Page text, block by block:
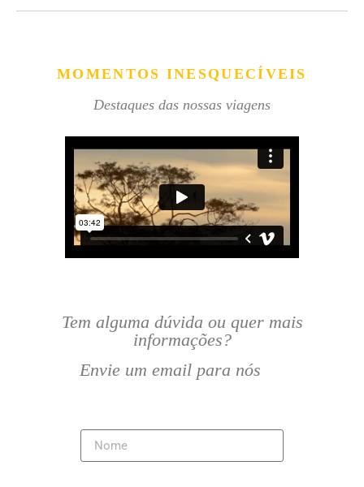
MOMENTOS INESQUECÍVEIS
Destaques das nossas viagens
Tem alguma dúvida ou quer mais
informações?
Envie um email para nós